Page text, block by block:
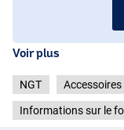
Voir plus
NGT Accessoires
Informations sur le